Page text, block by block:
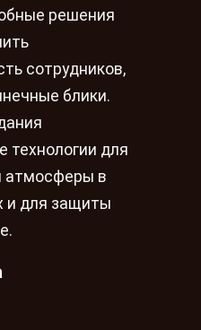
решения
сотрудников,
блики.
технологии для
атмосферы в
и для защиты